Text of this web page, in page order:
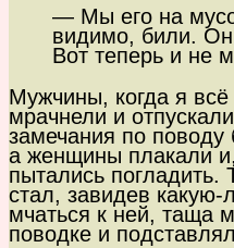
— Мы его на
видимо, били.
Вот теперь и не
Мужчины, когда я всё
мрачнели и
замечания по
а женщины плакали
пытались погладить.
стал, завидев
мчаться к ней, таща
поводке и